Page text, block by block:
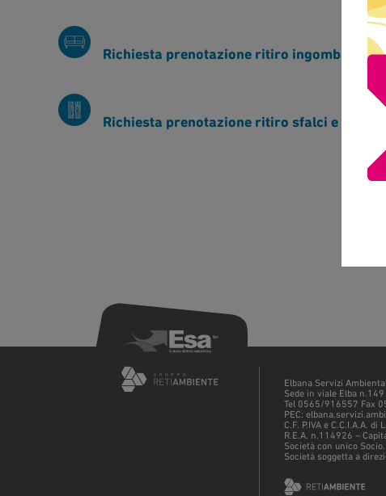
Richiesta prenotazione ritiro ingombranti
Richiesta prenotazione ritiro sfalci e
Elbana Servizi
Sede in viale Elba
Tel 0565/916557 Fax
PEC:
C.F. P.IVA e C.C.I.A.A.
R.E.A. n.114926 –
Società con unico Socio.
Società soggetta a